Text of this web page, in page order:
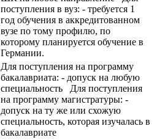
поступления в вуз: - требуется 1
год обучения в аккредитованном
вузе по тому профилю, по
которому планируется обучение в
Германии.
Для поступления на программу
бакалавриата: - допуск на любую
специальность Для поступления
на программу магистратуры: -
допуск на ту же или схожую
специальность, которая изучалась в
бакалавриате